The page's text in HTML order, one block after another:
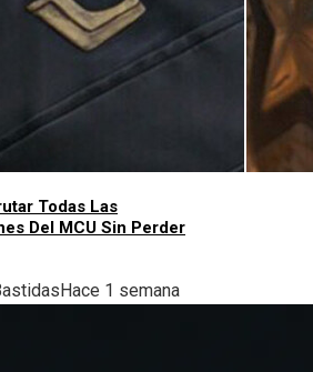
Todas Las
Del MCU Sin Perder
Hace 1 semana